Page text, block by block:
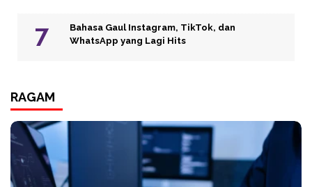
Bahasa Gaul Instagram, TikTok, dan
WhatsApp yang Lagi Hits
RAGAM